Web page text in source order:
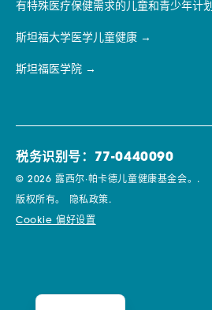
有特殊医疗保健需求的儿童和青少年计划
斯坦福大学医学儿童健康
斯坦福医学院
税务识别号：77-0440090
© 2026 露西尔·帕卡德儿童健康基金会。.
版权所有。 隐私政策.
Cookie 偏好设置